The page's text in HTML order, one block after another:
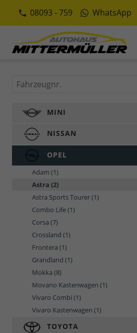
08093 - 759 WhatsApp
Fahrzeugnr.
MINI
NISSAN
OPEL
Adam (1)
Astra (2)
Astra Sports Tourer(1)
Combo Life(1)
Corsa (7)
Crossland (1)
Frontera (1)
Grandland (1)
Mokka (8)
Movano Kastenwagen (1)
Vivaro Combi (1)
Vivaro Kastenwagen (1)
TOYOTA